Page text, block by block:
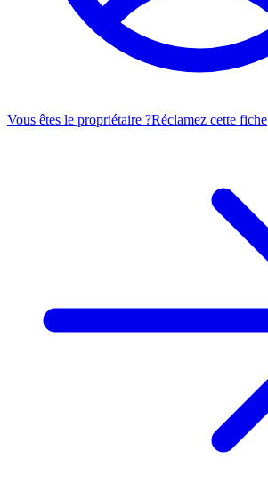
Vous êtes le propriétaire ?Réclamez cette fiche